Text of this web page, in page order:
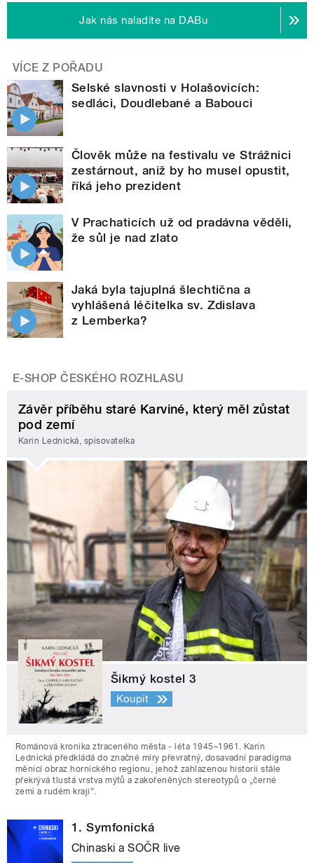
Jak nás naladíte na DABu
VÍCE Z POŘADU
Selské slavnosti v Holašovicích:
sedláci, Doudlebané a Babouci
Člověk může na festivalu ve Strážnici
zestárnout, aniž by ho musel opustit,
říká jeho prezident
V Prachaticích už od pradávna věděli,
že sůl je nad zlato
Jaká byla tajuplná šlechtična a
vyhlášená léčitelka sv. Zdislava
z Lemberka?
E-SHOP ČESKÉHO ROZHLASU
Závěr příběhu staré Karviné, který měl zůstat
pod zemí
Karin Lednická, spisovatelka
Šikmý kostel 3
Koupit
Románová kronika ztraceného města - léta 1945–1961. Karin
Lednická předkládá do značné míry převratný, dosavadní paradigma
měnící obraz hornického regionu, jehož zahlazenou historii stále
překrývá tlustá vrstva mýtů a zakořeněných stereotypů o „černé
zemi a rudém kraji“.
1. Symfonická
Chinaski a SOČR live